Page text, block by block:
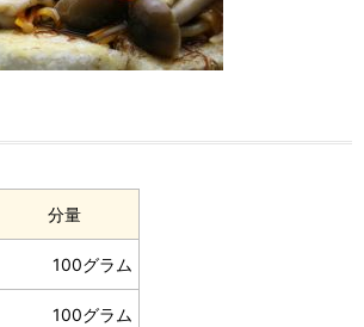
分量
100グラム
100グラム